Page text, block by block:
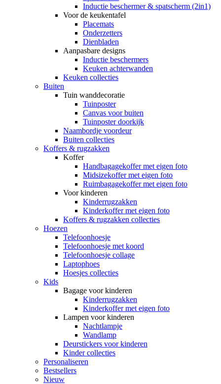
Inductie beschermer & spatscherm (2in1)
Voor de keukentafel
Placemats
Onderzetters
Dienbladen
Aanpasbare designs
Inductie beschermers
Keuken achterwanden
Keuken collecties
Buiten
Tuin wanddecoratie
Tuinposter
Canvas voor buiten
Tuinposter doorkijk
Naambordje voordeur
Buiten collecties
Koffers & rugzakken
Koffer
Handbagagekoffer met eigen foto
Midsizekoffer met eigen foto
Ruimbagagekoffer met eigen foto
Voor kinderen
Kinderrugzakken
Kinderkoffer met eigen foto
Koffers & rugzakken collecties
Hoezen
Telefoonhoesje
Telefoonhoesje met koord
Telefoonhoesje collage
Laptophoes
Hoesjes collecties
Kids
Bagage voor kinderen
Kinderrugzakken
Kinderkoffer met eigen foto
Lampen voor kinderen
Nachtlampje
Wandlamp
Deurstickers voor kinderen
Kinder collecties
Personaliseren
Bestsellers
Nieuw